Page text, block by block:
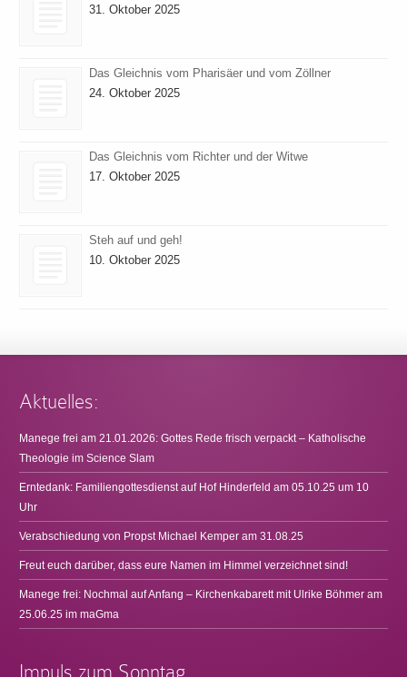
31. Oktober 2025
Das Gleichnis vom Pharisäer und vom Zöllner
24. Oktober 2025
Das Gleichnis vom Richter und der Witwe
17. Oktober 2025
Steh auf und geh!
10. Oktober 2025
Aktuelles:
Manege frei am 21.01.2026: Gottes Rede frisch verpackt – Katholische
Theologie im Science Slam
Erntedank: Familiengottesdienst auf Hof Hinderfeld am 05.10.25 um 10
Uhr
Verabschiedung von Propst Michael Kemper am 31.08.25
Freut euch darüber, dass eure Namen im Himmel verzeichnet sind!
Manege frei: Nochmal auf Anfang – Kirchenkabarett mit Ulrike Böhmer am
25.06.25 im maGma
Impuls zum Sonntag